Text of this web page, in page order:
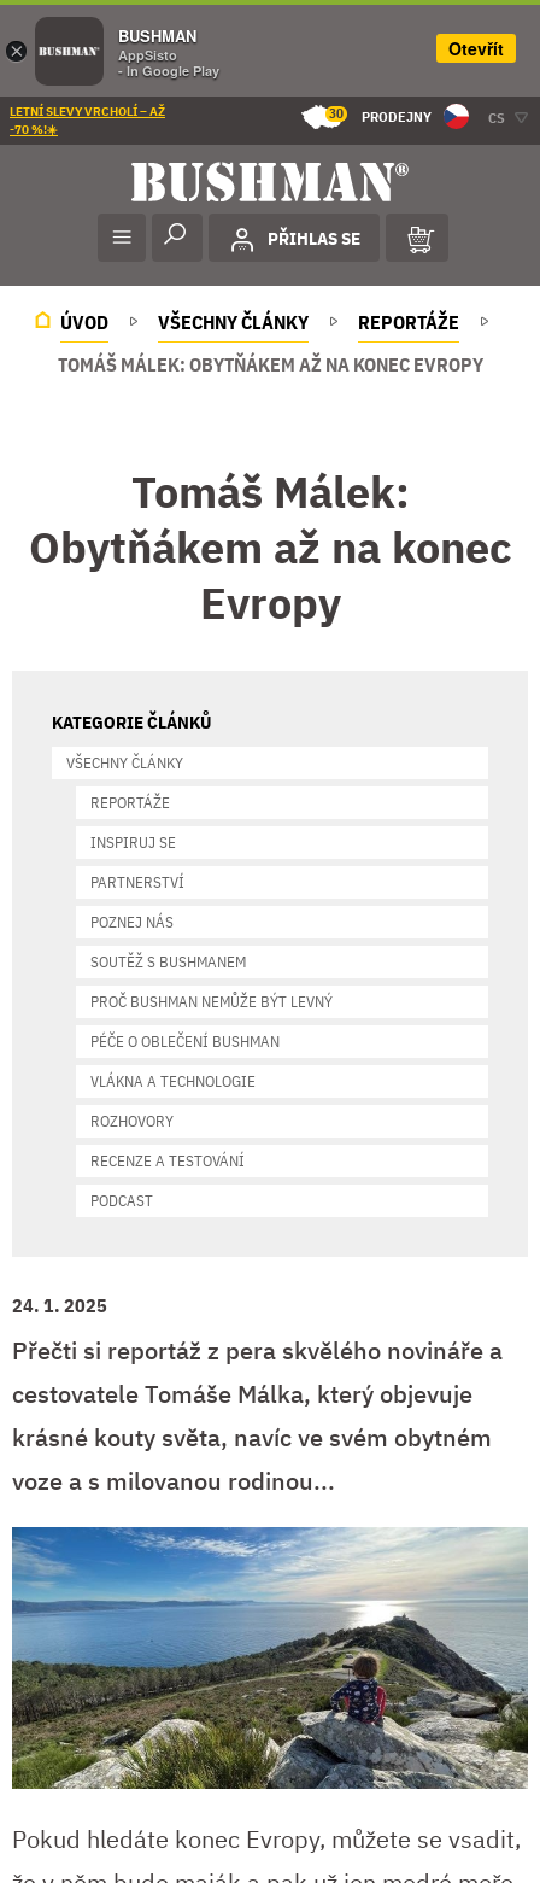
LETNÍ SLEVY VRCHOLÍ – AŽ
-70 %!☀️
30 PRODEJNY CS
PŘIHLAS SE
ÚVOD VŠECHNY ČLÁNKY
REPORTÁŽE
TOMÁŠ MÁLEK: OBYTŇÁKEM AŽ NA KONEC EVROPY
Tomáš Málek:
Obytňákem až na konec
Evropy
24. 1. 2025
Přečti si reportáž z pera skvělého novináře a
cestovatele Tomáše Málka, který objevuje
krásné kouty světa, navíc ve svém obytném
voze a s milovanou rodinou...
Pokud hledáte konec Evropy, můžete se vsadit,
KATEGORIE ČLÁNKŮ
VŠECHNY ČLÁNKY
REPORTÁŽE
INSPIRUJ SE
PARTNERSTVÍ
POZNEJ NÁS
SOUTĚŽ S BUSHMANEM
PROČ BUSHMAN NEMŮŽE BÝT LEVNÝ
PÉČE O OBLEČENÍ BUSHMAN
VLÁKNA A TECHNOLOGIE
ROZHOVORY
RECENZE A TESTOVÁNÍ
PODCAST
×
BUSHMAN
AppSisto
- In Google Play
Otevřít